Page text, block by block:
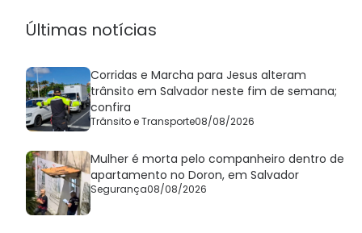
Últimas notícias
Corridas e Marcha para Jesus alteram
trânsito em Salvador neste fim de semana;
confira
Trânsito e Transporte08/08/2026
Mulher é morta pelo companheiro dentro de
apartamento no Doron, em Salvador
Segurança08/08/2026